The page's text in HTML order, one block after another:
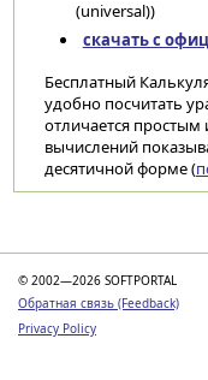
(universal))
скачать с
Бесплатный
удобно посчитать
отличается
вычислений
десятичной форме (
© 2002—2026 SOFTPORTAL
Обратная связь (Feedback)
Privacy Policy